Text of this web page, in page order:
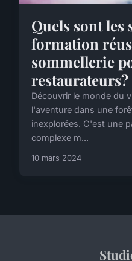
Quels sont les
formation
sommellerie
restaurateurs?
Découvrir le monde du
l'aventure dans une
inexplorées. C'est une
complexe m...
10 mars 2024